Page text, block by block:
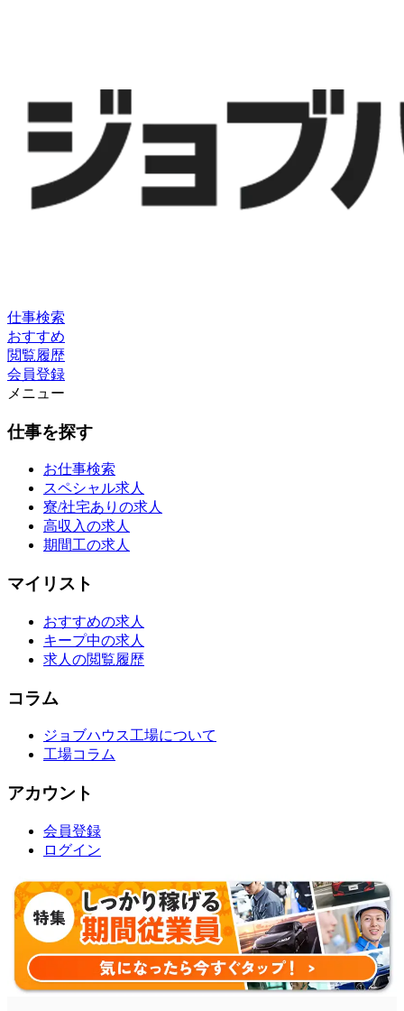
仕事検索
おすすめ
閲覧履歴
会員登録
メニュー
仕事を探す
お仕事検索
スペシャル求人
寮/社宅ありの求人
高収入の求人
期間工の求人
マイリスト
おすすめの求人
キープ中の求人
求人の閲覧履歴
コラム
ジョブハウス工場について
工場コラム
アカウント
会員登録
ログイン